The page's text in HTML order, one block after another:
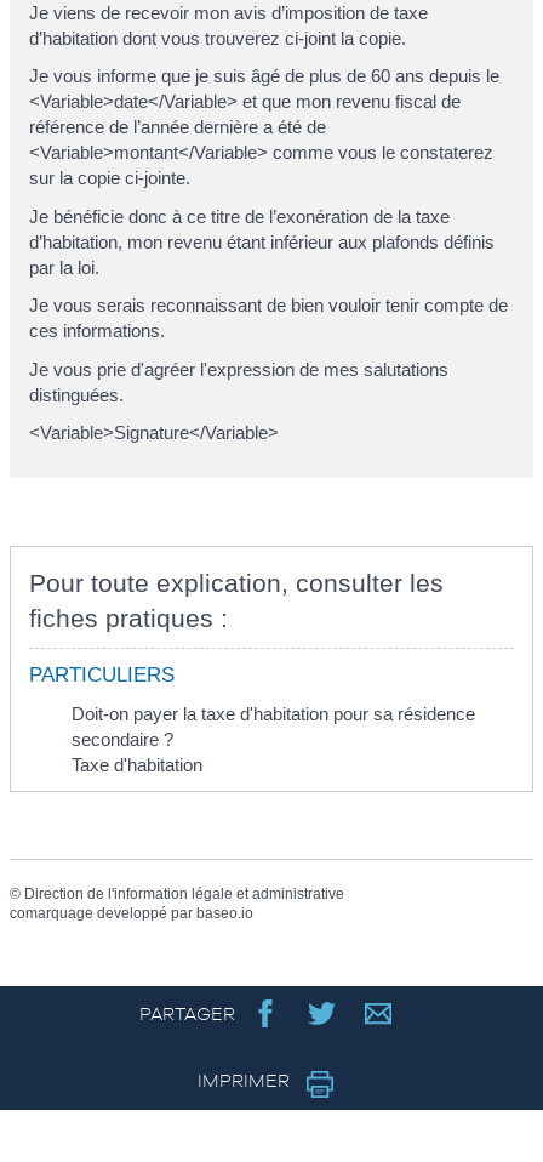
Je viens de recevoir mon avis d’imposition de taxe
d’habitation dont vous trouverez ci-joint la copie.
Je vous informe que je suis âgé de plus de 60 ans depuis le
<Variable>date</Variable> et que mon revenu fiscal de
référence de l’année dernière a été de
<Variable>montant</Variable> comme vous le constaterez
sur la copie ci-jointe.
Je bénéficie donc à ce titre de l’exonération de la taxe
d’habitation, mon revenu étant inférieur aux plafonds définis
par la loi.
Je vous serais reconnaissant de bien vouloir tenir compte de
ces informations.
Je vous prie d'agréer l'expression de mes salutations
distinguées.
<Variable>Signature</Variable>
Pour toute explication, consulter les
fiches pratiques :
PARTICULIERS
Doit-on payer la taxe d'habitation pour sa résidence
secondaire ?
Taxe d'habitation
© Direction de l'information légale et administrative
comarquage developpé par baseo.io
PARTAGER
IMPRIMER